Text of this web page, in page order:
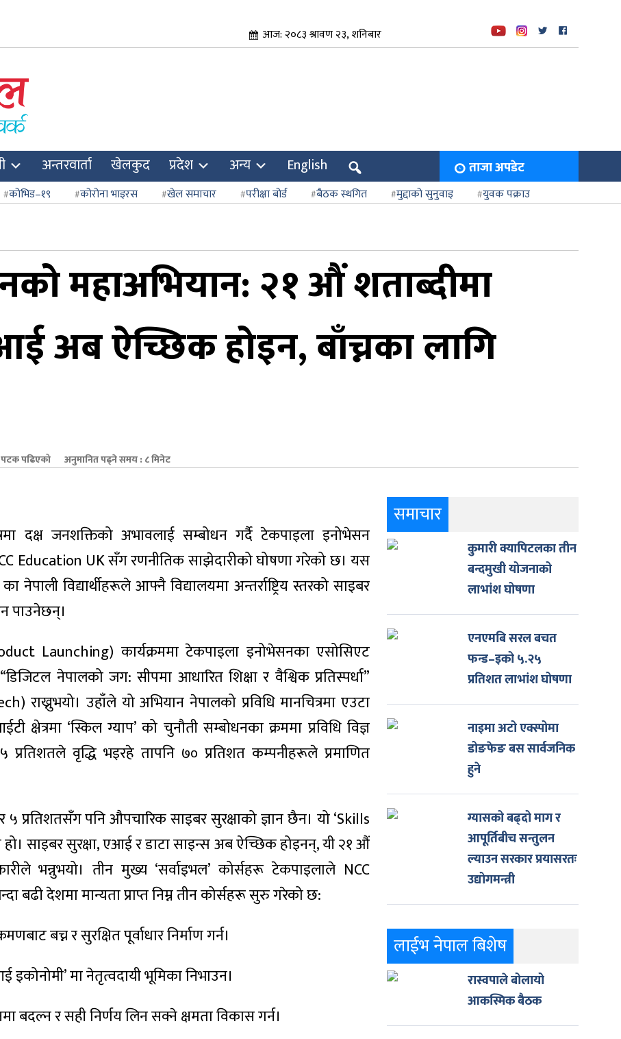
आज: २०८३ श्रावण २३, शनिबार
अन्तरवार्ता खेलकुद प्रदेश अन्य English ताजा अपडेट
कोभिड–१९ कोरोना भाइरस खेल समाचार परीक्षा बोर्ड बैठक स्थगित मुद्दाको सुनुवाइ
युवक पक्राउ
महाअभियान: २१ औं शताब्दीमा
अब ऐच्छिक होइन, बाँच्नका लागि
पढिएको अनुमानित पढ्ने समय : ८ मिनेट
दक्ष जनशक्तिको अभावलाई सम्बोधन गर्दै टेकपाइला इनोभेसन
Education UK सँग रणनीतिक साझेदारीको घोषणा गरेको छ। यस
विद्यार्थीहरूले आफ्नै विद्यालयमा अन्तर्राष्ट्रिय स्तरको साइबर
पाउनेछन्।
Launching) कार्यक्रममा टेकपाइला इनोभेसनका एसोसिएट
नेपालको जग: सीपमा आधारित शिक्षा र वैश्विक प्रतिस्पर्धा”
उहाँले यो अभियान नेपालको प्रविधि मानचित्रमा एउटा
क्षेत्रमा ‘स्किल ग्याप’ को चुनौती सम्बोधनका क्रममा प्रविधि विज्ञ
प्रतिशतले वृद्धि भइरहे तापनि ७० प्रतिशत कम्पनीहरूले प्रमाणित
५ प्रतिशतसँग पनि औपचारिक साइबर सुरक्षाको ज्ञान छैन। यो ‘Skills
हो। साइबर सुरक्षा, एआई र डाटा साइन्स अब ऐच्छिक होइनन्, यी २१ औं
भन्नुभयो। तीन मुख्य ‘सर्वाइभल’ कोर्सहरू टेकपाइलाले NCC
बढी देशमा मान्यता प्राप्त निम्न तीन कोर्सहरू सुरु गरेको छ:
बच्न र सुरक्षित पूर्वाधार निर्माण गर्न।
मा नेतृत्वदायी भूमिका निभाउन।
बदल्न र सही निर्णय लिन सक्ने क्षमता विकास गर्न।
समाचार
कुमारी क्यापिटलका तीन
बन्दमुखी योजनाको
लाभांश घोषणा
एनएमबि सरल बचत
फन्ड–इको ५.२५
प्रतिशत लाभांश घोषणा
नाइमा अटो एक्स्पोमा
डोङफेङ बस सार्वजनिक
हुने
ग्यासको बढ्दो माग र
आपूर्तिबीच सन्तुलन
ल्याउन सरकार प्रयासरतः
उद्योगमन्त्री
लाईभ नेपाल बिशेष
रास्वपाले बोलायो
आकस्मिक बैठक